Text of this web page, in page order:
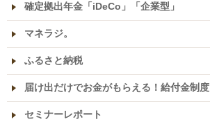
確定拠出年金「iDeCo」「企業型」
マネラジ。
ふるさと納税
届け出だけでお金がもらえる！給付金制度
セミナーレポート